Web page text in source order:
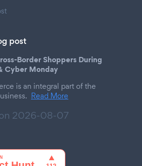
post
Border Shoppers During
Cyber Monday
is an integral part of the
Read More
2026-08-07